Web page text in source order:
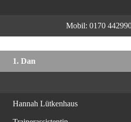
Mobil: 0170
1. Dan
Hannah Lütkenhaus